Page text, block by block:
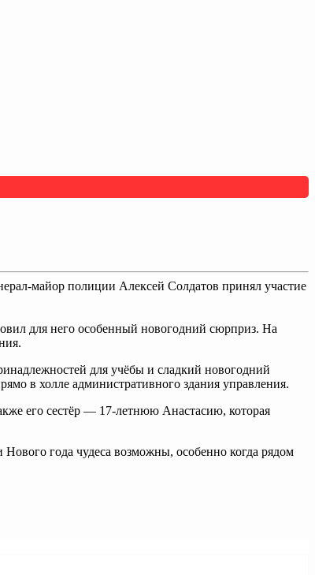
майор полиции Алексей Солдатов принял участие
для него особенный новогодний сюрприз. На
для учёбы и сладкий новогодний
в холле административного здания управления.
его сестёр — 17‑летнюю Анастасию, которая
года чудеса возможны, особенно когда рядом